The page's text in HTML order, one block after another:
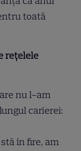
toată
rețelele
nu l-am
carierei:
în fire, am